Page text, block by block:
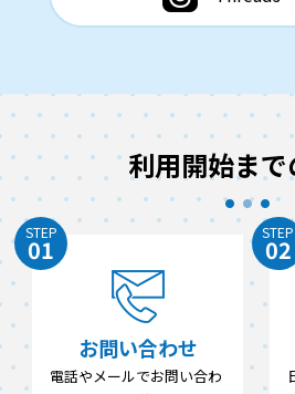
利用開始ま
STEP
01
お問い合わせ
電話やメールでお問い合わ
STEP
02